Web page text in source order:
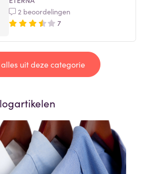
2 beoordelingen
7
uit deze categorie